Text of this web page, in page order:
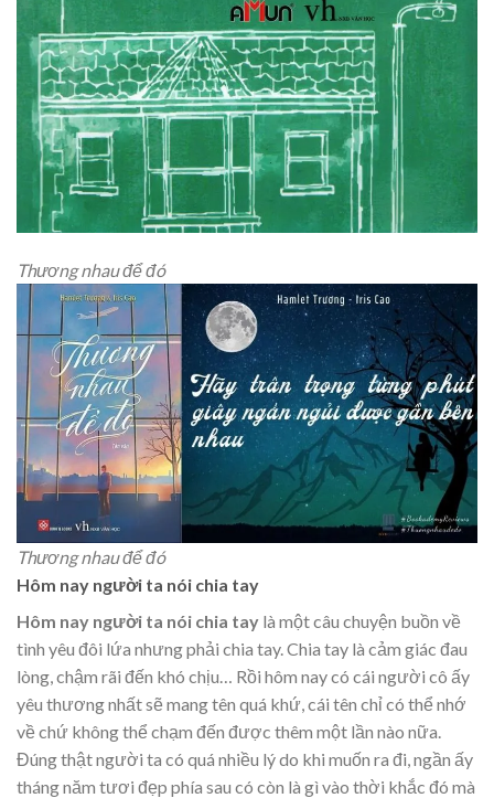
Thương nhau để đó
Thương nhau để đó
Hôm nay người ta nói chia tay
Hôm nay người ta nói chia tay là một câu chuyện buồn về
tình yêu đôi lứa nhưng phải chia tay. Chia tay là cảm giác đau
lòng, chậm rãi đến khó chịu… Rồi hôm nay có cái người cô ấy
yêu thương nhất sẽ mang tên quá khứ, cái tên chỉ có thể nhớ
về chứ không thể chạm đến được thêm một lần nào nữa.
Đúng thật người ta có quá nhiều lý do khi muốn ra đi, ngần ấy
tháng năm tươi đẹp phía sau có còn là gì vào thời khắc đó mà